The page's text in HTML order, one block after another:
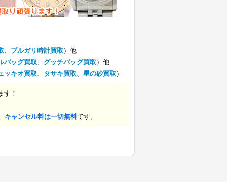
、 ブルガリ時計買取 ）他
バッグ買取、 グッチバッグ買取 ）他
ッキオ買取、 タサキ買取、 星の砂買取 ）
す！
キャンセル料は一切無料です。